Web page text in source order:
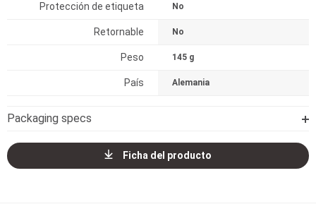
Protección de etiqueta No
Retornable No
Peso 145 g
País Alemania
Packaging specs
Ficha del producto